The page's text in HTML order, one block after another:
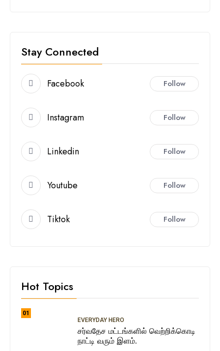
Stay Connected
Facebook Follow
Instagram Follow
Linkedin Follow
Youtube Follow
Tiktok Follow
Hot Topics
01
EVERYDAY HERO
சர்வதேச மட்டங்களில் வெற்றிக்கொடி
நாட்டி வரும் இளம்.